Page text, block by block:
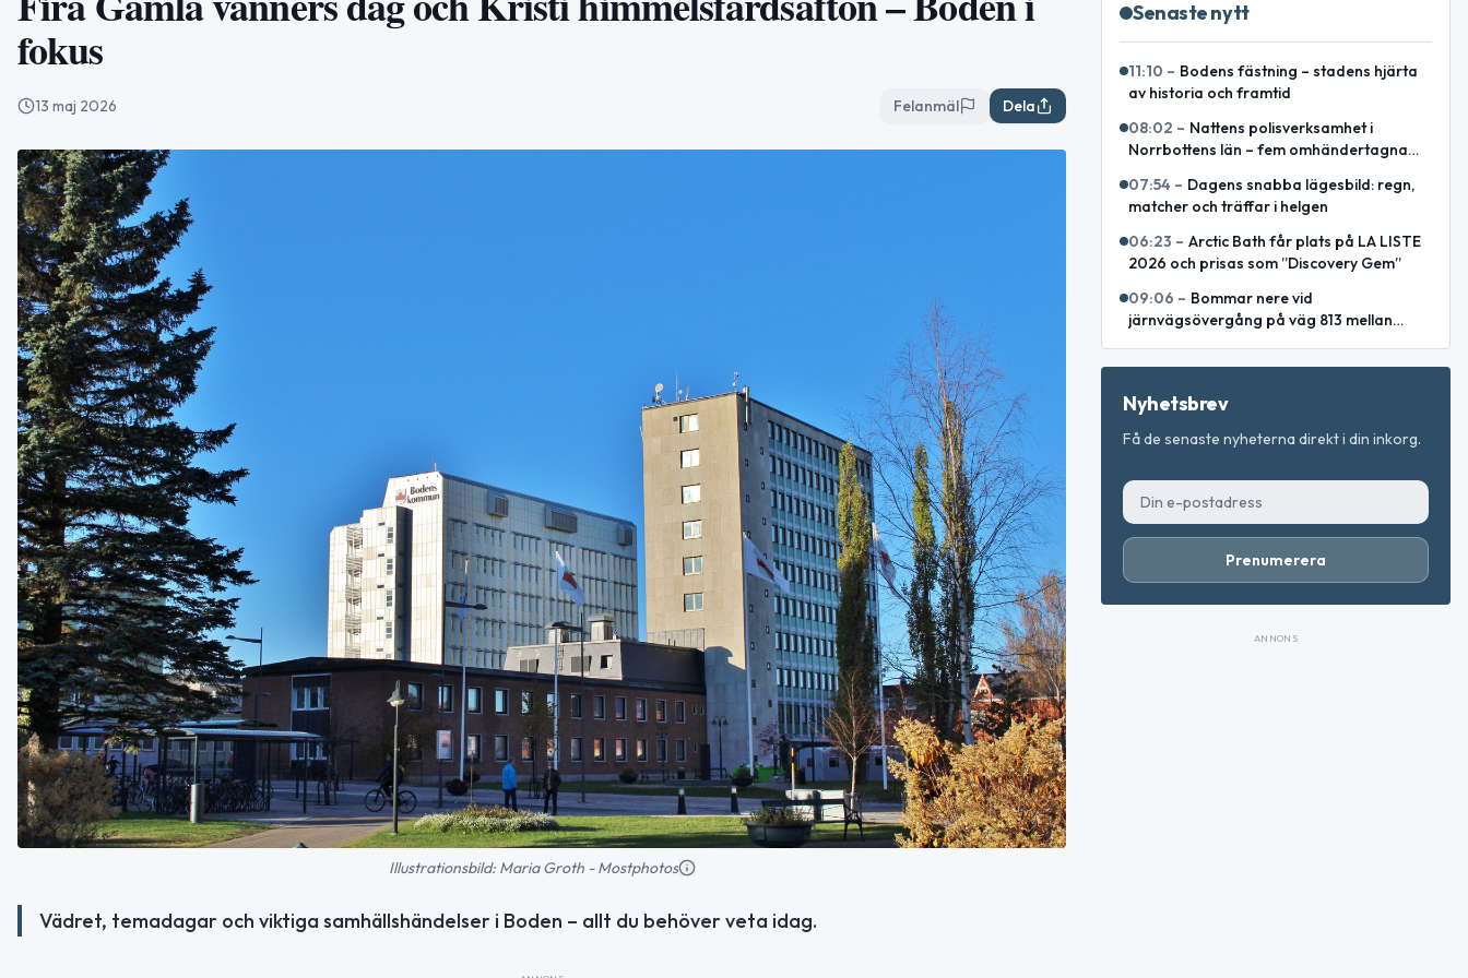
fokus
13 maj 2026 Felanmäl Dela
Illustrationsbild: Maria Groth - Mostphotos
Vädret, temadagar och viktiga samhällshändelser i Boden – allt du behöver veta idag.
Senaste nytt
11:10 – Bodens fästning – stadens hjärta
av historia och framtid
08:02 – Nattens polisverksamhet i
Norrbottens län – fem omhändertagna
07:54 – Dagens snabba lägesbild: regn,
matcher och träffar i helgen
06:23 – Arctic Bath får plats på LA LISTE
2026 och prisas som ”Discovery Gem”
09:06 – Bommar nere vid
järnvägsövergång på väg 813 mellan
Nyhetsbrev
Få de senaste nyheterna direkt i din inkorg.
Prenumerera
ANNONS